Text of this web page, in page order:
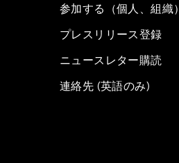
参加する（個人、組織）
プレスリリース登録
ニュースレター購読
連絡先 (英語のみ)